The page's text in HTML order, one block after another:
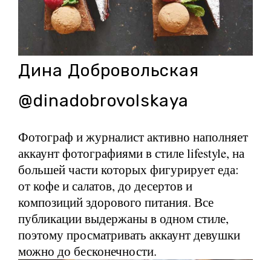
Дина Добровольская
@dinadobrovolskaya
Фотограф и журналист активно наполняет
аккаунт фотографиями в стиле lifestyle, на
большей части которых фигурирует еда:
от кофе и салатов, до десертов и
композиций здорового питания. Все
публикации выдержаны в одном стиле,
поэтому просматривать аккаунт девушки
можно до бесконечности.